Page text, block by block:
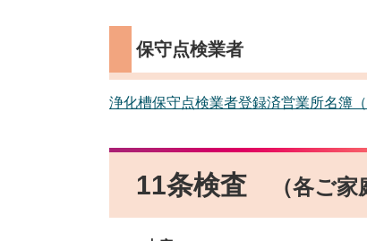
保守点検業者
浄化槽保守点検業者登録済営業所名簿
11条検査 （各ご